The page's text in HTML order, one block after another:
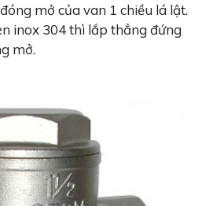
mở của van 1 chiều lá lật.
inox 304 thì lắp thẳng đứng
mở.